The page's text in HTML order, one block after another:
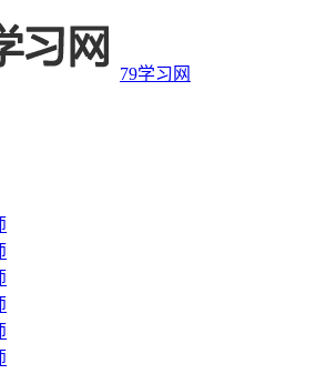
79学习网